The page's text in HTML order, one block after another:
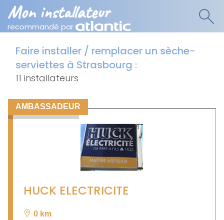
Mon installateur
recommandé par
Faire installer / remplacer un sèche-
serviettes à Strasbourg :
11 installateurs
AMBASSADEUR
HUCK ELECTRICITE
0 km